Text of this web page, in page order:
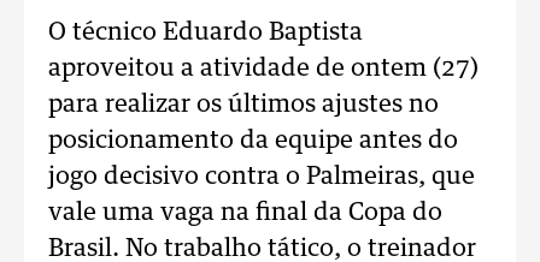
O técnico Eduardo Baptista
aproveitou a atividade de ontem (27)
para realizar os últimos ajustes no
posicionamento da equipe antes do
jogo decisivo contra o Palmeiras, que
vale uma vaga na final da Copa do
Brasil. No trabalho tático, o treinador